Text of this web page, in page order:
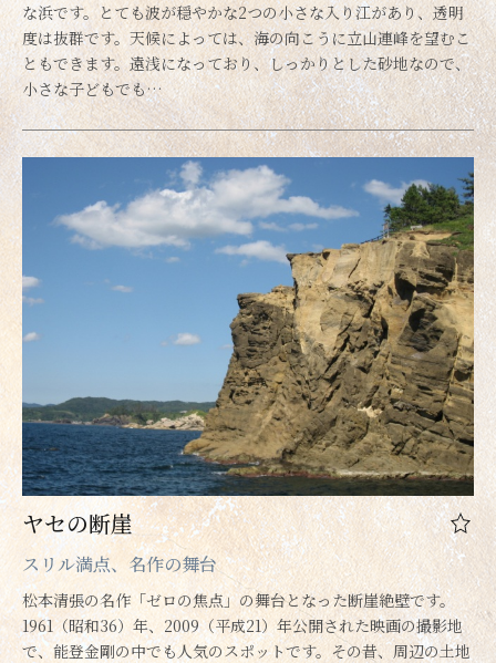
な浜です。とても波が穏やかな2つの小さな入り江があり、透明
度は抜群です。天候によっては、海の向こうに立山連峰を望むこ
ともできます。遠浅になっており、しっかりとした砂地なので、
小さな子どもでも…
ヤセの断崖
スリル満点、名作の舞台
松本清張の名作「ゼロの焦点」の舞台となった断崖絶壁です。
1961（昭和36）年、2009（平成21）年公開された映画の撮影地
で、能登金剛の中でも人気のスポットです。その昔、周辺の土地